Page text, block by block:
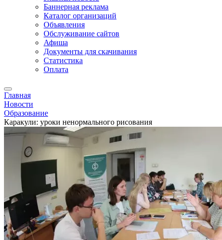
Баннерная реклама
Каталог организаций
Объявления
Обслуживание сайтов
Афиша
Документы для скачивания
Статистика
Оплата
Главная
Новости
Образование
Каракули: уроки ненормального рисования